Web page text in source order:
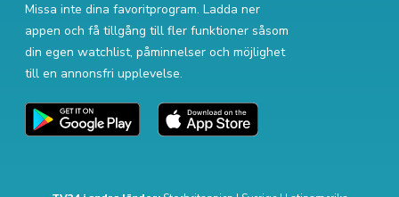
Missa inte dina favoritprogram. Ladda ner
appen och få tillgång till fler funktioner såsom
din egen watchlist, påminnelser och möjlighet
till en annonsfri upplevelse.